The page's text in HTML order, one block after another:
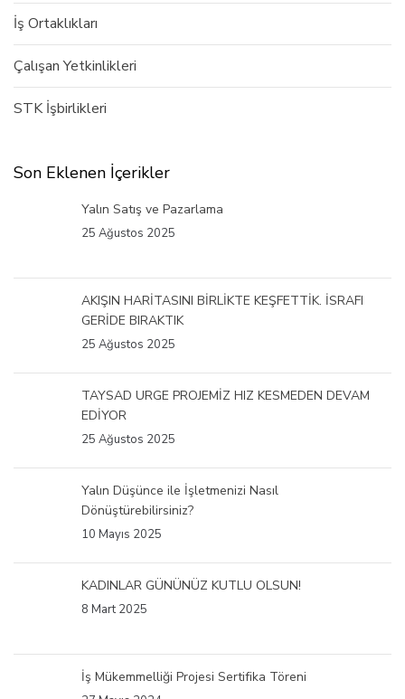
İş Ortaklıkları
Çalışan Yetkinlikleri
STK İşbirlikleri
Son Eklenen İçerikler
Yalın Satış ve Pazarlama
25 Ağustos 2025
AKIŞIN HARİTASINI BİRLİKTE KEŞFETTİK. İSRAFI
GERİDE BIRAKTIK
25 Ağustos 2025
TAYSAD URGE PROJEMİZ HIZ KESMEDEN DEVAM
EDİYOR
25 Ağustos 2025
Yalın Düşünce ile İşletmenizi Nasıl
Dönüştürebilirsiniz?
10 Mayıs 2025
KADINLAR GÜNÜNÜZ KUTLU OLSUN!
8 Mart 2025
İş Mükemmelliği Projesi Sertifika Töreni